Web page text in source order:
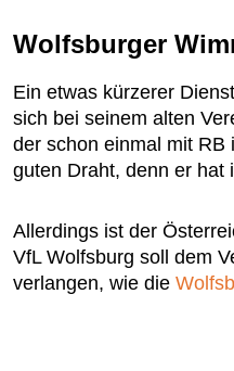
Wolfsburger
Ein etwas kürzerer
sich bei seinem alten
der schon einmal mit RB
guten Draht, denn er hat
Allerdings ist der
VfL Wolfsburg soll dem
verlangen, wie die